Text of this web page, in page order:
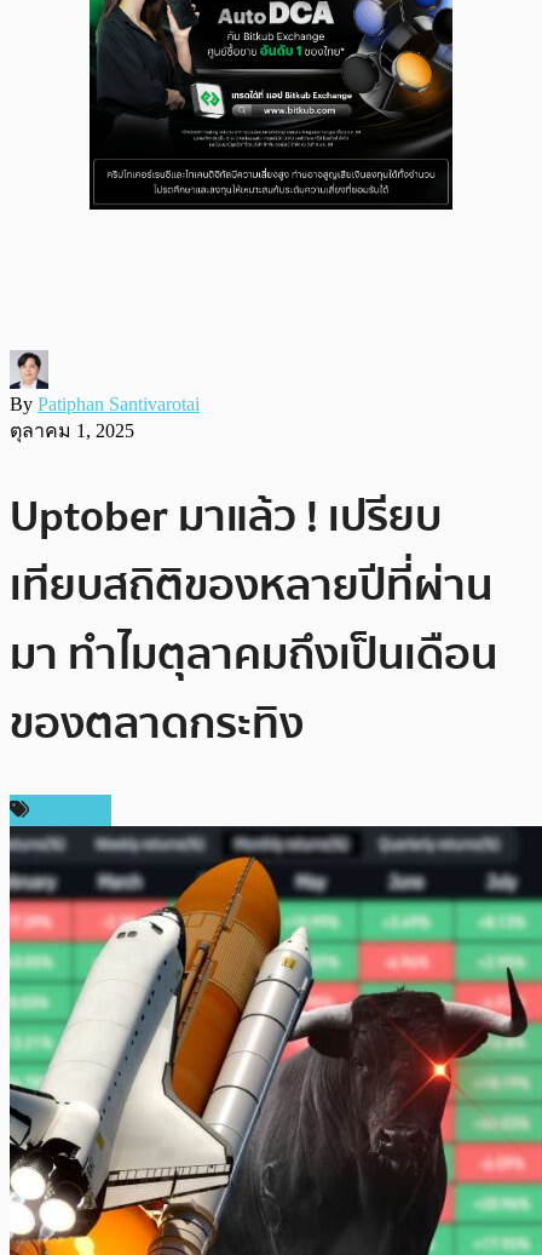
By Patiphan Santivarotai
ตุลาคม 1, 2025
Uptober มาแล้ว ! เปรียบ
เทียบสถิติของหลายปีที่ผ่าน
มา ทำไมตุลาคมถึงเป็นเดือน
ของตลาดกระทิง